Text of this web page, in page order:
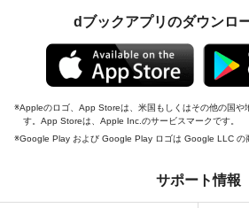
dブックアプリのダウンロ
Appleのロゴ、App Storeは、米国もしくはその他の国
す。App Storeは、Apple Inc.のサービスマークです。
Google Play および Google Play ロゴは Google LLC の
サポート情報